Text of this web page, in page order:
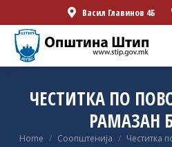
Васил Главинов 4Б
ЧЕСТИТКА ПО
РАМАЗАН
You are here:
Home Соопштенија Честитка